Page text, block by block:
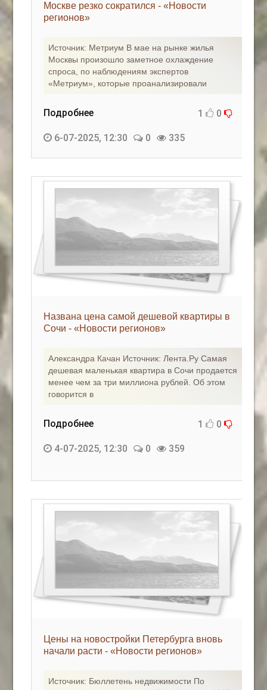
Москве резко сократился - «Новости
регионов»
Источник: Метриум В мае на рынке жилья
Москвы произошло заметное охлаждение
спроса, по наблюдениям экспертов
«Метриум», которые проанализировали
Подробнее 1 0
6-07-2025, 12:30 0 335
Названа цена самой дешевой квартиры в
Сочи - «Новости регионов»
Александра Качан Источник: Лента.Ру Самая
дешевая маленькая квартира в Сочи продается
менее чем за три миллиона рублей. Об этом
говорится в
Подробнее 1 0
4-07-2025, 12:30 0 359
Цены на новостройки Петербурга вновь
начали расти - «Новости регионов»
Источник: Бюллетень недвижимости По